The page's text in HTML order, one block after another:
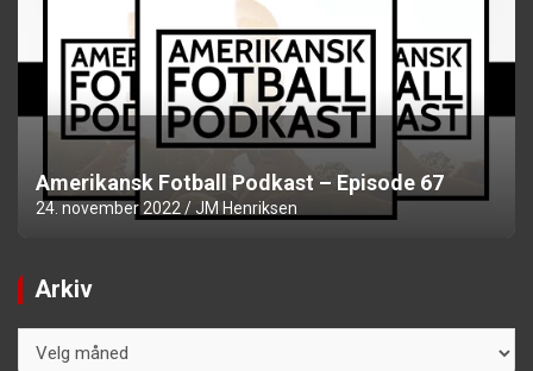
Amerikansk Fotball Podkast – Episode 67
24. november 2022 JM Henriksen
Arkiv